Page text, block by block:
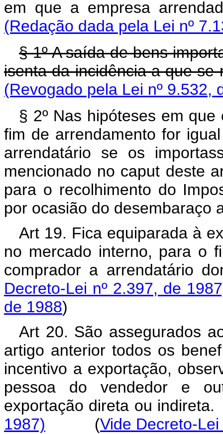
em que a empresa
(Redação dada pela Lei nº
§ 1º A saída de bens
isenta da incidência a que se
(Revogado pela Lei nº 9.532,
§ 2º Nas hipóteses em
fim de arrendamento for
arrendatário se os
mencionado no caput deste
para o recolhimento do
por ocasião do desembaraço
Art 19. Fica equiparada à
no mercado interno, para o
comprador a
Decreto-Lei nº 2.397, de
de 1988)
Art 20. São assegurados
artigo anterior todos os
incentivo a exportação,
pessoa do vendedor e
exportação direta ou
1987) (Vide Decreto-